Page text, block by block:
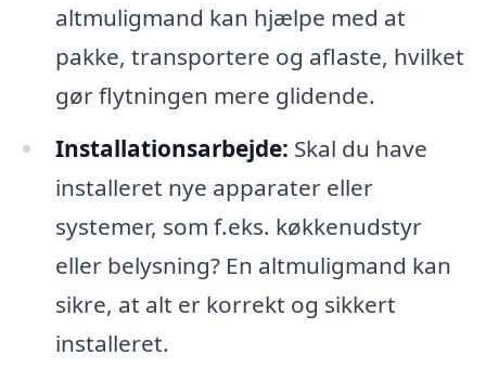
altmuligmand kan hjælpe med at
pakke, transportere og aflaste, hvilket
gør flytningen mere glidende.
Installationsarbejde: Skal du have
installeret nye apparater eller
systemer, som f.eks. køkkenudstyr
eller belysning? En altmuligmand kan
sikre, at alt er korrekt og sikkert
installeret.